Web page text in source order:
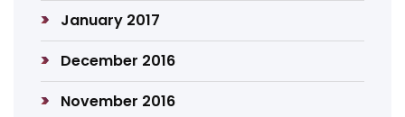
January 2017
December 2016
November 2016